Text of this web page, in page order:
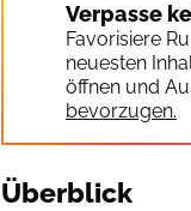
Verpasse
Favorisiere
neuesten
öffnen und
bevorzugen.
Überblick